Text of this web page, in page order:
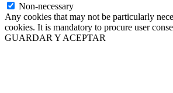
Non-necessary
Any cookies that may not be particularly
cookies. It is mandatory to procure user
GUARDAR Y ACEPTAR